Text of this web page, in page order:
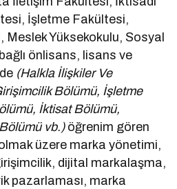
İşletme Fakültesi,
Meslek Yüksekokulu, Sosyal
önlisans, lisans ve
(Halkla İlişkiler Ve
Bölümü, İşletme
İktisat Bölümü,
vb.)öğrenim gören
üzere marka yönetimi,
dijital markalaşma,
pazarlaması, marka